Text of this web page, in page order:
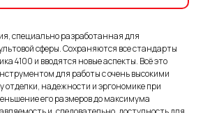
специально разработанная для
сферы. Сохраняются все стандарты
4100 и вводятся новые аспекты. Всё это
для работы с очень высокими
отделки, надежности и эргономике при
его размеров до максимума